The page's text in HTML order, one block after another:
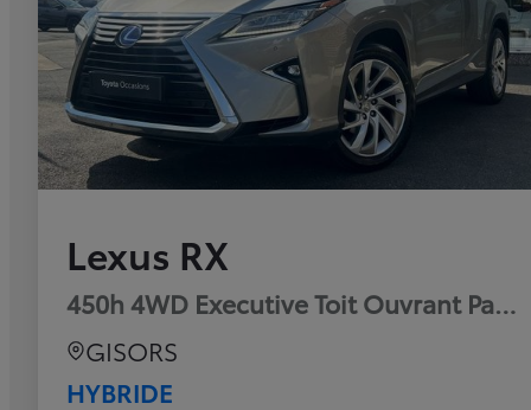
Lexus RX
450h 4WD Executive Toit Ouvrant
GISORS
HYBRIDE